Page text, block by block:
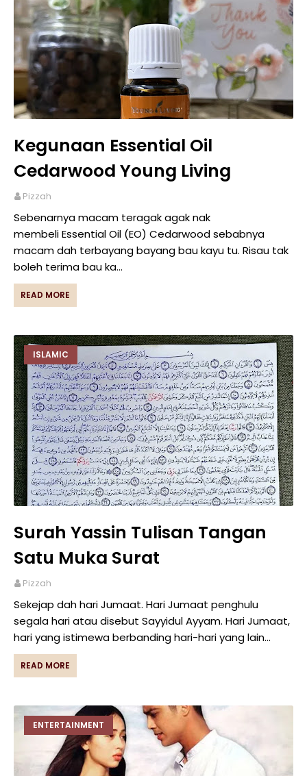
Kegunaan Essential Oil
Cedarwood Young Living
Pizzah
Sebenarnya macam teragak agak nak
membeli Essential Oil (EO) Cedarwood sebabnya
macam dah terbayang bayang bau kayu tu. Risau tak
boleh terima bau ka…
READ MORE
ISLAMIC
Surah Yassin Tulisan Tangan
Satu Muka Surat
Pizzah
Sekejap dah hari Jumaat. Hari Jumaat penghulu
segala hari atau disebut Sayyidul Ayyam. Hari Jumaat,
hari yang istimewa berbanding hari-hari yang lain…
READ MORE
ENTERTAINMENT